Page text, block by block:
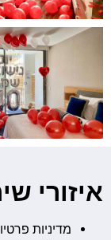
איזורי
מדיניות